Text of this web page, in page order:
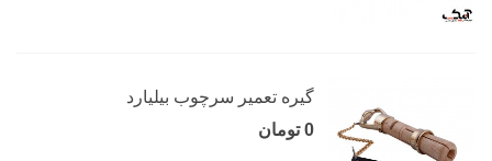
گیره تعمیر سرچوب بیلیارد
0 تومان